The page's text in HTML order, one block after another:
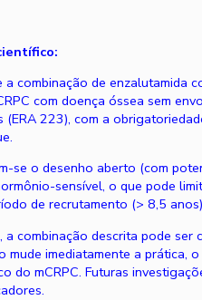
a combinação de enzalutamida
com doença óssea sem
223), com a
se o desenho aberto (com
sensível, o que pode
de recrutamento (> 8,5
a combinação descrita pode
mude imediatamente a
do mCRPC. Futuras